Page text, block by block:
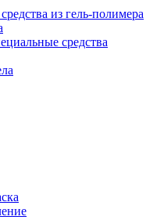
из гель-полимера
средства